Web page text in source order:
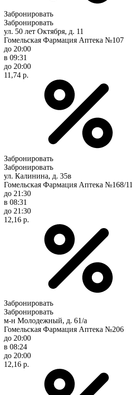
Забронировать
Забронировать
ул. 50 лет Октября, д. 11
Гомельская Фармация Аптека №107
до 20:00
в 09:31
до 20:00
11,74 р.
Забронировать
Забронировать
ул. Калинина, д. 35в
Гомельская Фармация Аптека №168/11
до 21:30
в 08:31
до 21:30
12,16 р.
Забронировать
Забронировать
м-н Молодежный, д. 61/а
Гомельская Фармация Аптека №206
до 20:00
в 08:24
до 20:00
12,16 р.